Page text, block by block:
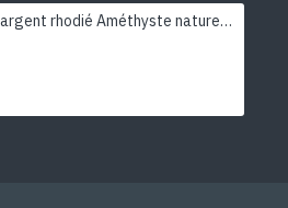
Bague argent rhodié Améthyste naturelle